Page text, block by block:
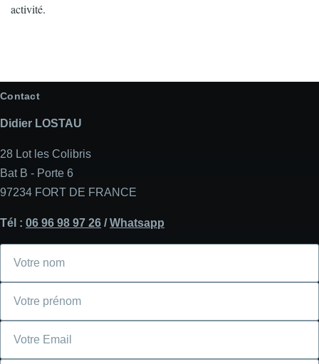
activité.
Contact
Didier LOSTAU
28 Lot les Colibris
Bat B - Porte 6
97234 FORT DE FRANCE
Tél : 06 96 98 97 26 /Whatsapp